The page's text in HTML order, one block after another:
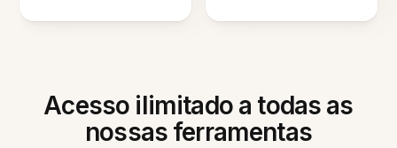
Acesso ilimitado a todas as
nossas ferramentas